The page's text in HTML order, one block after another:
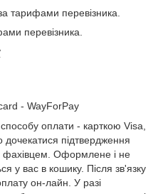
тарифами перевізника.
перевізника.
- WayForPay
оплати - карткою Visa,
підтвердження
Оформлене і не
у вас в кошику. Після зв'язку
он-лайн. У разі